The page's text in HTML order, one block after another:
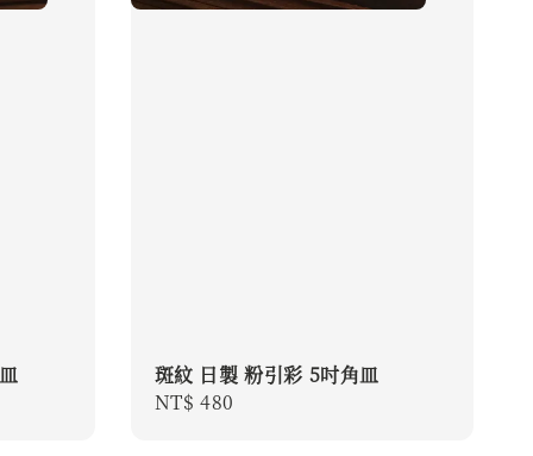
斑紋 日製 粉引彩 5吋角皿
Regular
NT$ 480